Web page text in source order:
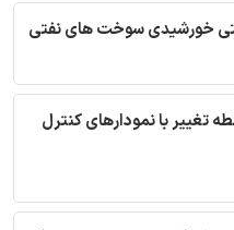
خورشیدی سوخت های نفتی
با نمودارهای کنترل